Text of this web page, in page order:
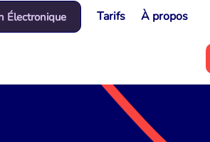
Électronique Tarifs À propos